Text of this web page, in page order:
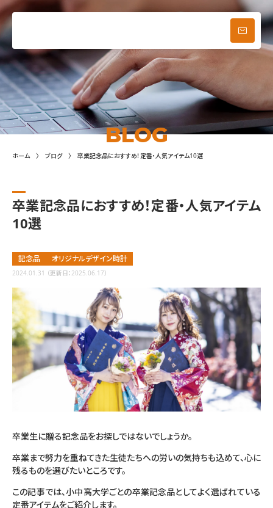
メニュー
お問い合わせ
BLOG
ホーム ブログ 卒業記念品におすすめ！定番・人気アイテム10選
卒業記念品におすすめ！定番・人気アイテム
10選
記念品 オリジナルデザイン時計
2024.01.31 （更新日：2025.06.17）
卒業生に贈る記念品をお探しではないでしょうか。
卒業まで努力を重ねてきた生徒たちへの労いの気持ちも込めて、心に
残るものを選びたいところです。
この記事では、小中高大学ごとの卒業記念品としてよく選ばれている
定番アイテムをご紹介します。